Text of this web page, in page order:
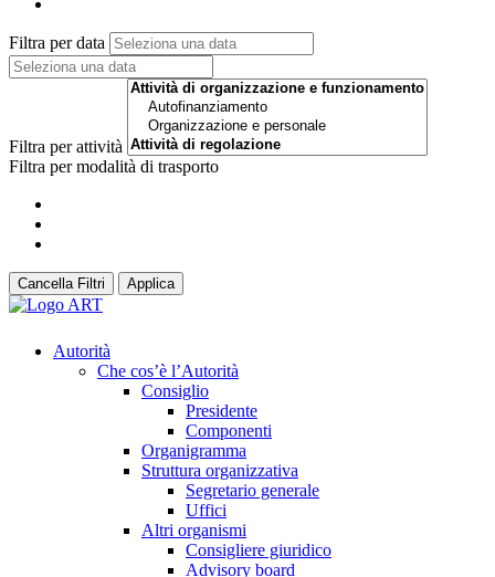
Filtra per data
Filtra per attività
Filtra per modalità di trasporto
Cancella Filtri Applica
Autorità
Che cos’è l’Autorità
Consiglio
Presidente
Componenti
Organigramma
Struttura organizzativa
Segretario generale
Uffici
Altri organismi
Consigliere giuridico
Advisory board